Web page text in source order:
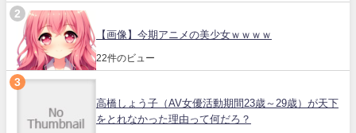
【画像】今期アニメの美少女ｗｗｗｗ
22件のビュー
高橋しょう子（AV女優活動期間23歳～29歳）が天下
をとれなかった理由って何だろ？